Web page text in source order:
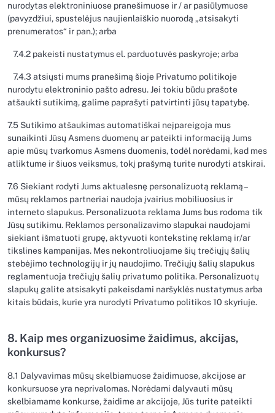
nurodytas elektroniniuose pranešimuose ir / ar pasiūlymuose
(pavyzdžiui, spustelėjus naujienlaiškio nuorodą „atsisakyti
prenumeratos“ ir pan.); arba
7.4.2 pakeisti nustatymus el. parduotuvės paskyroje; arba
7.4.3 atsiųsti mums pranešimą šioje Privatumo politikoje
nurodytu elektroninio pašto adresu. Jei tokiu būdu prašote
atšaukti sutikimą, galime paprašyti patvirtinti jūsų tapatybę.
7.5 Sutikimo atšaukimas automatiškai neįpareigoja mus
sunaikinti Jūsų Asmens duomenų ar pateikti informaciją Jums
apie mūsų tvarkomus Asmens duomenis, todėl norėdami, kad mes
atliktume ir šiuos veiksmus, tokį prašymą turite nurodyti atskirai.
7.6 Siekiant rodyti Jums aktualesnę personalizuotą reklamą –
mūsų reklamos partneriai naudoja įvairius mobiliuosius ir
interneto slapukus. Personalizuota reklama Jums bus rodoma tik
Jūsų sutikimu. Reklamos personalizavimo slapukai naudojami
siekiant išmatuoti grupę, aktyvuoti kontekstinę reklamą ir/ar
tikslines kampanijas. Mes nekontroliuojame šių trečiųjų šalių
stebėjimo technologijų ir jų naudojimo. Trečiųjų šalių slapukus
reglamentuoja trečiųjų šalių privatumo politika. Personalizuotų
slapukų galite atsisakyti pakeisdami naršyklės nustatymus arba
kitais būdais, kurie yra nurodyti Privatumo politikos 10 skyriuje.
8. Kaip mes organizuosime žaidimus, akcijas,
konkursus?
8.1 Dalyvavimas mūsų skelbiamuose žaidimuose, akcijose ar
konkursuose yra neprivalomas. Norėdami dalyvauti mūsų
skelbiamame konkurse, žaidime ar akcijoje, Jūs turite pateikti